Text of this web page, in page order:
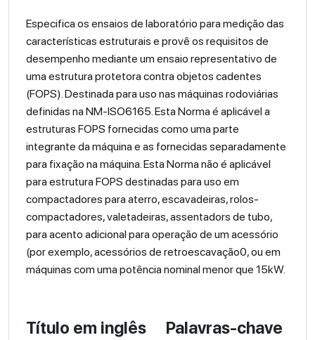
Especifica os ensaios de laboratório para medição das
características estruturais e provê os requisitos de
desempenho mediante um ensaio representativo de
uma estrutura protetora contra objetos cadentes
(FOPS). Destinada para uso nas máquinas rodoviárias
definidas na NM-ISO6165. Esta Norma é aplicável a
estruturas FOPS fornecidas como uma parte
integrante da máquina e as fornecidas separadamente
para fixação na máquina. Esta Norma não é aplicável
para estrutura FOPS destinadas para uso em
compactadores para aterro, escavadeiras, rolos-
compactadores, valetadeiras, assentadors de tubo,
para acento adicional para operação de um acessório
(por exemplo, acessórios de retroescavação0, ou em
máquinas com uma potência nominal menor que 15kW.
Título em inglês Palavras-chave